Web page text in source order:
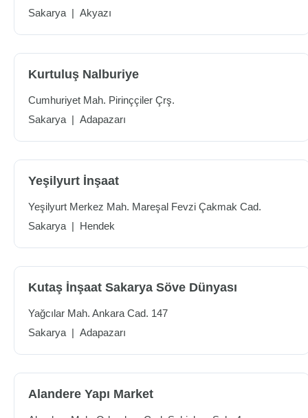
Sakarya | Akyazı
Kurtuluş Nalburiye
Cumhuriyet Mah. Pirinççiler Çrş.
Sakarya | Adapazarı
Yeşilyurt İnşaat
Yeşilyurt Merkez Mah. Mareşal Fevzi Çakmak Cad.
Sakarya | Hendek
Kutaş İnşaat Sakarya Söve Dünyası
Yağcılar Mah. Ankara Cad. 147
Sakarya | Adapazarı
Alandere Yapı Market